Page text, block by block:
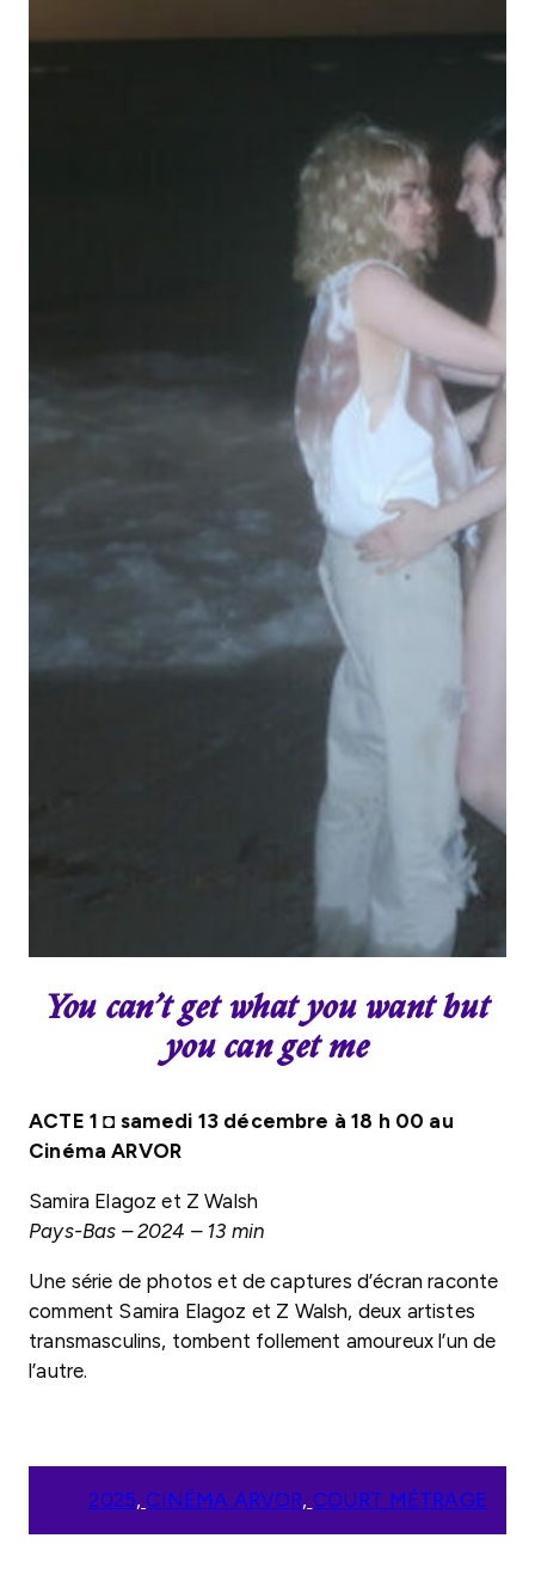
You can’t get what you want but
you can get me
ACTE 1 ◘ samedi 13 décembre à 18 h 00 au
Cinéma ARVOR
Samira Elagoz et Z Walsh
Pays-Bas – 2024 – 13 min
Une série de photos et de captures d’écran raconte
comment Samira Elagoz et Z Walsh, deux artistes
transmasculins, tombent follement amoureux l’un de
l’autre.
2025, CINÉMA ARVOR, COURT MÉTRAGE